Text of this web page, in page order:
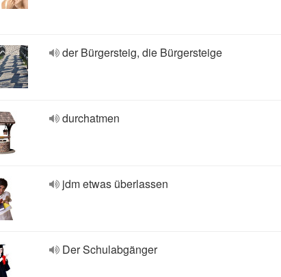
der Bürgersteig, die Bürgersteige
durchatmen
jdm etwas überlassen
Der Schulabgänger